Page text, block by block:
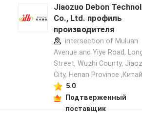
Jiaozuo Debon
Co., Ltd. профиль
производителя
intersection of Muluan
Avenue and Yiye Road,
Street, Wuzhi County,
City, Henan Province ,Китай
5.0
Подтверженный
поставщик